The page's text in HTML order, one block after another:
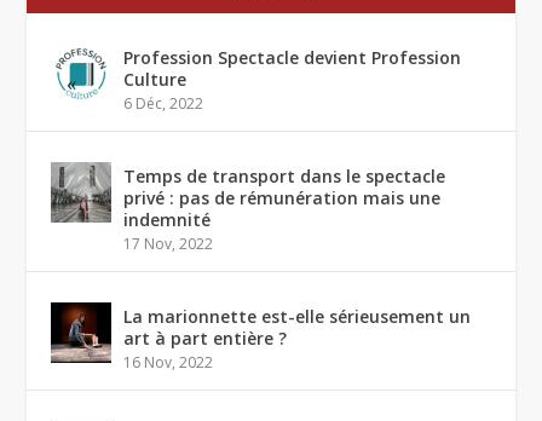
Profession Spectacle devient Profession
Culture
6 Déc, 2022
Temps de transport dans le spectacle
privé : pas de rémunération mais une
indemnité
17 Nov, 2022
La marionnette est-elle sérieusement un
art à part entière ?
16 Nov, 2022